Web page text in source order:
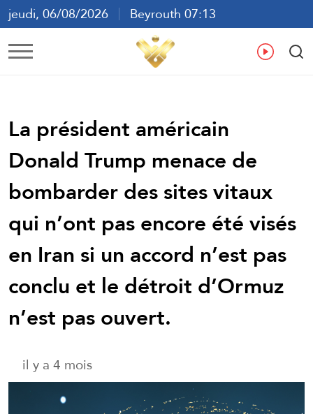
jeudi, 06/08/2026
Beyrouth 07:13
ع
La président américain
Donald Trump menace de
bombarder des sites vitaux
qui n’ont pas encore été visés
en Iran si un accord n’est pas
conclu et le détroit d’Ormuz
n’est pas ouvert.
il y a 4 mois